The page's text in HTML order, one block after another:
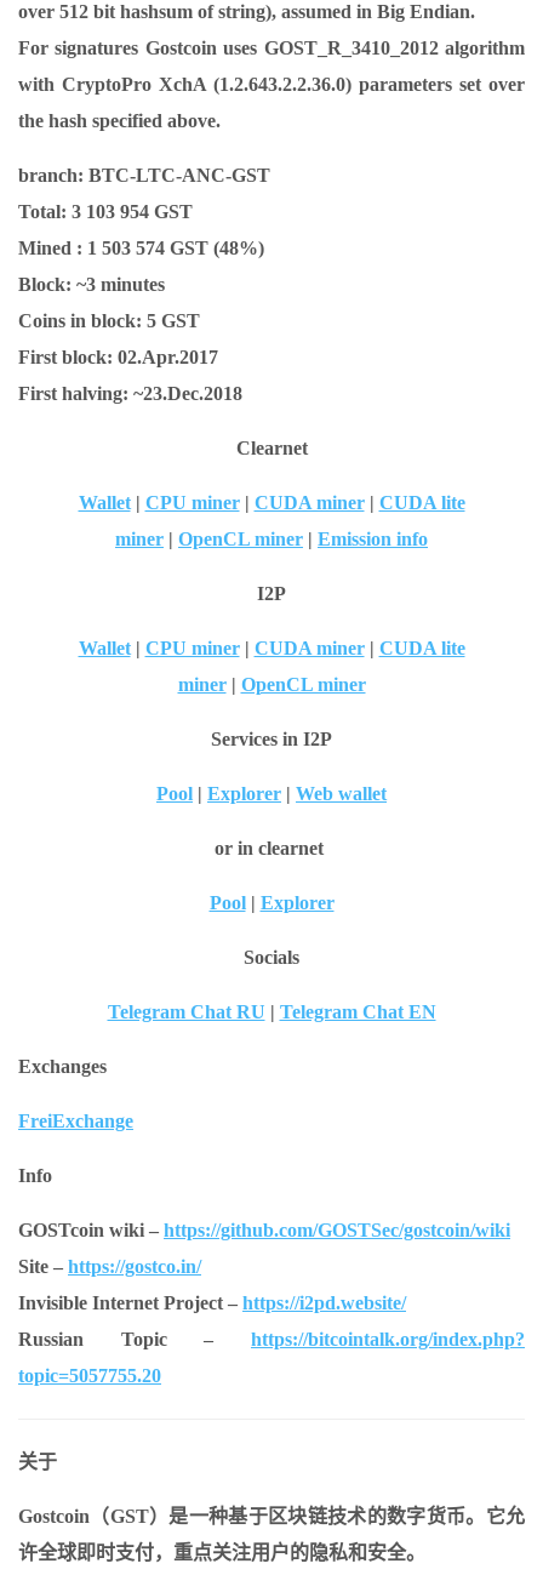
over 512 bit hashsum of string), assumed in Big Endian.
For signatures Gostcoin uses GOST_R_3410_2012 algorithm
with CryptoPro XchA (1.2.643.2.2.36.0) parameters set over
the hash specified above.
branch: BTC-LTC-ANC-GST
Total: 3 103 954 GST
Mined : 1 503 574 GST (48%)
Block: ~3 minutes
Coins in block: 5 GST
First block: 02.Apr.2017
First halving: ~23.Dec.2018
Clearnet
Wallet | CPU miner | CUDA miner | CUDA lite
miner | OpenCL miner | Emission info
I2P
Wallet | CPU miner | CUDA miner | CUDA lite
miner | OpenCL miner
Services in I2P
Pool | Explorer | Web wallet
or in clearnet
Pool | Explorer
Socials
Telegram Chat RU | Telegram Chat EN
Exchanges
FreiExchange
Info
GOSTcoin wiki – https://github.com/GOSTSec/gostcoin/wiki
Site – https://gostco.in/
Invisible Internet Project – https://i2pd.website/
Russian Topic – https://bitcointalk.org/index.php?
topic=5057755.20
关于
Gostcoin（GST） 是一种基于区块链技术的数字货币。它允
许全球即时支付，重点关注用户的隐私和安全。